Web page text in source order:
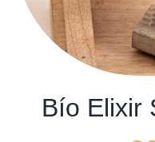
Bío Elixir